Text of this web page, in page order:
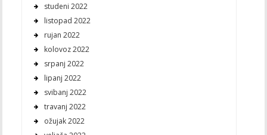
studeni 2022
listopad 2022
rujan 2022
kolovoz 2022
srpanj 2022
lipanj 2022
svibanj 2022
travanj 2022
ožujak 2022